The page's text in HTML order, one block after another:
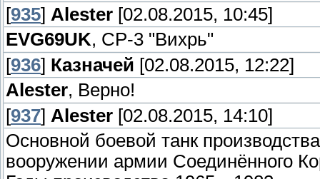
[935] Alester [02.08.2015, 10:45]
EVG69UK, СР-3 "Вихрь"
[936] Казначей [02.08.2015, 12:22]
Alester, Верно!
[937] Alester [02.08.2015, 14:10]
Основной боевой танк
вооружении армии Соединённого